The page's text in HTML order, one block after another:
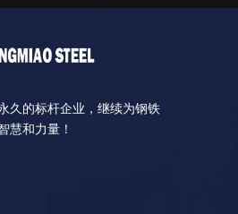
久的标杆企业，继续为钢铁
慧和力量！